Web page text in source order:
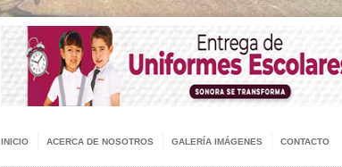
INICIO ACERCA DE NOSOTROS GALERÍA IMÁGENES CONTACTO